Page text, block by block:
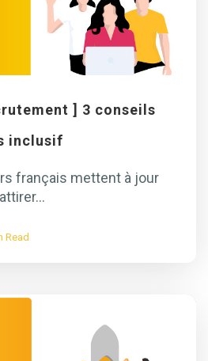
] 3 conseils
inclusif
français mettent à jour
Read